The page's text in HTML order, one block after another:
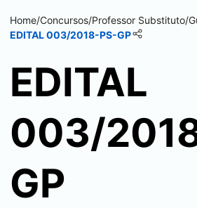
Home/Concursos/Professor Substituto/
EDITAL 003/2018-PS-GP
EDITAL
003/
GP